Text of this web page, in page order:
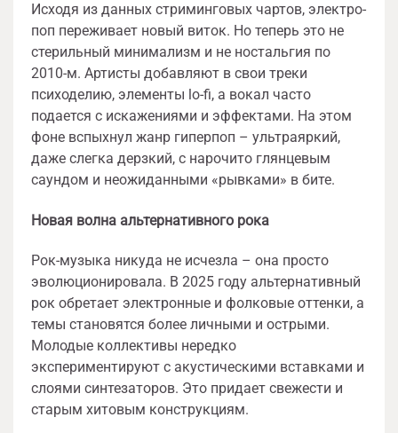
Исходя из данных стриминговых чартов, электро-
поп переживает новый виток. Но теперь это не
стерильный минимализм и не ностальгия по
2010-м. Артисты добавляют в свои треки
психоделию, элементы lo-fi, а вокал часто
подается с искажениями и эффектами. На этом
фоне вспыхнул жанр гиперпоп – ультраяркий,
даже слегка дерзкий, с нарочито глянцевым
саундом и неожиданными «рывками» в бите.
Новая волна альтернативного рока
Рок-музыка никуда не исчезла – она просто
эволюционировала. В 2025 году альтернативный
рок обретает электронные и фолковые оттенки, а
темы становятся более личными и острыми.
Молодые коллективы нередко
экспериментируют с акустическими вставками и
слоями синтезаторов. Это придает свежести и
старым хитовым конструкциям.